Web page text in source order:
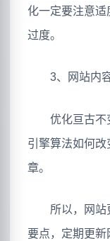
化一定要注意
过度。
3、网站内
优化亘古不变
引擎算法如何
章。
所以，网站更
要点，定期更新